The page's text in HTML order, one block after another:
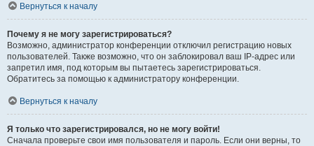
Вернуться к началу
Почему я не могу зарегистрироваться?
Возможно, администратор конференции отключил регистрацию новых
пользователей. Также возможно, что он заблокировал ваш IP-адрес или
запретил имя, под которым вы пытаетесь зарегистрироваться.
Обратитесь за помощью к администратору конференции.
Вернуться к началу
Я только что зарегистрировался, но не могу войти!
Сначала проверьте свои имя пользователя и пароль. Если они верны, то